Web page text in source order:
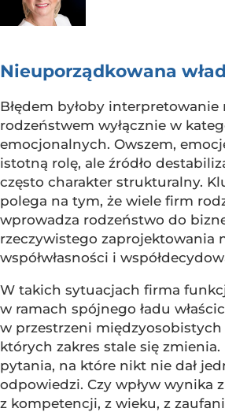
Nieuporządkowana
Błędem byłoby
rodzeństwem wyłącznie w
emocjonalnych. Owszem,
istotną rolę, ale źródło
często charakter strukturalny.
polega na tym, że wiele firm
wprowadza rodzeństwo do
rzeczywistego zaprojektowania
współwłasności i
W takich sytuacjach firma
w ramach spójnego ładu
w przestrzeni
których zakres stale się zmienia.
pytania, na które nikt nie dał
odpowiedzi. Czy wpływ wynika z
z kompetencji, z wieku, z